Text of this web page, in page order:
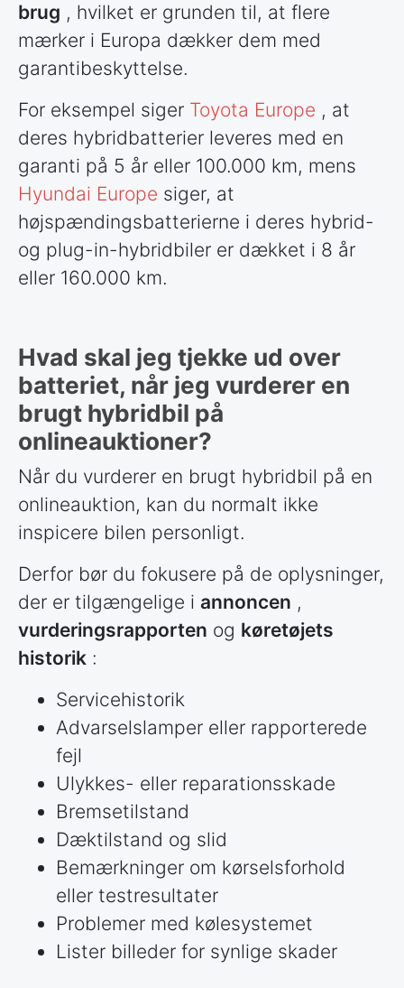
brug , hvilket er grunden til, at flere
mærker i Europa dækker dem med
garantibeskyttelse.
For eksempel siger Toyota Europe , at
deres hybridbatterier leveres med en
garanti på 5 år eller 100.000 km, mens
Hyundai Europe siger, at
højspændingsbatterierne i deres hybrid-
og plug-in-hybridbiler er dækket i 8 år
eller 160.000 km.
Hvad skal jeg tjekke ud over
batteriet, når jeg vurderer en
brugt hybridbil på
onlineauktioner?
Når du vurderer en brugt hybridbil på en
onlineauktion, kan du normalt ikke
inspicere bilen personligt.
Derfor bør du fokusere på de oplysninger,
der er tilgængelige i annoncen ,
vurderingsrapporten og køretøjets
historik :
Servicehistorik
Advarselslamper eller rapporterede
fejl
Ulykkes- eller reparationsskade
Bremsetilstand
Dæktilstand og slid
Bemærkninger om kørselsforhold
eller testresultater
Problemer med kølesystemet
Lister billeder for synlige skader